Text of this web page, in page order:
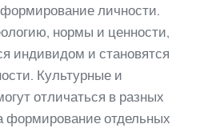
личности.
нормы и ценности,
индивидом и становятся
Культурные и
отличаться в разных
формирование отдельных